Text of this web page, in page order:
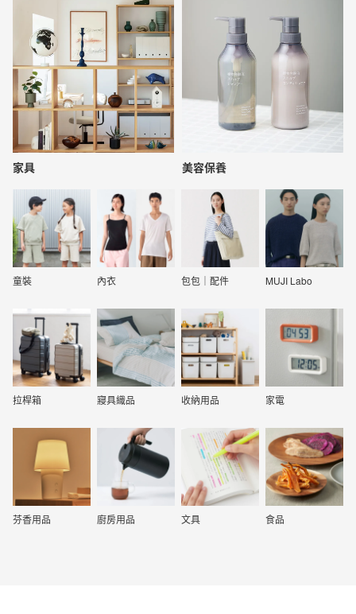
家具 美容保養
童裝 內衣 包包｜配件 MUJI Labo
拉桿箱 寢具織品 收納用品 家電
芬香用品 廚房用品 文具 食品